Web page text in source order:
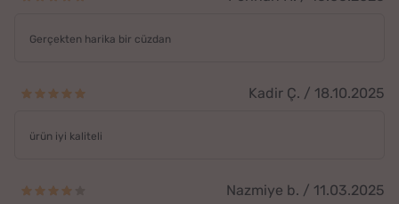
Gerçekten harika bir cüzdan
Kadir Ç. / 18.10.2025
ürün iyi kaliteli
Nazmiye b. / 11.03.2025